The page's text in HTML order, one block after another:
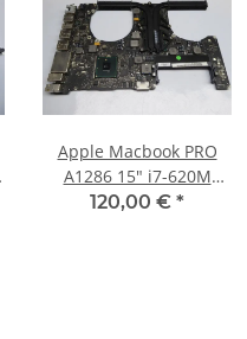
Apple Macbook PRO
A1286 15" i7-620M
2.66Ghz Logicboard
120,00 € *